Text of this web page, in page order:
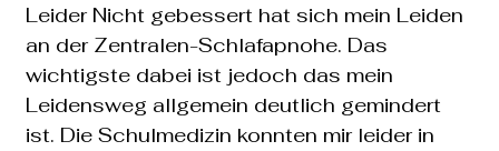
Leider Nicht gebessert hat sich mein Leiden
an der Zentralen-Schlafapnohe. Das
wichtigste dabei ist jedoch das mein
Leidensweg allgemein deutlich gemindert
ist. Die Schulmedizin konnten mir leider in